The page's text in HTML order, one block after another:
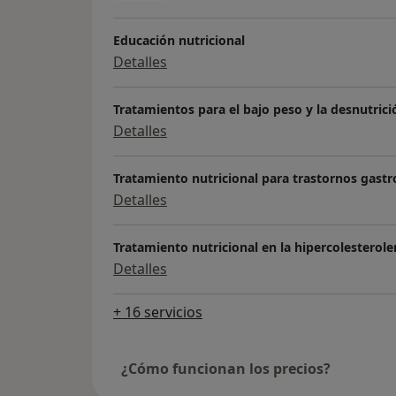
Educación nutricional
Detalles
Tratamientos para el bajo peso y la
Detalles
Tratamiento nutricional para trastornos
Detalles
Tratamiento nutricional en la
Detalles
+ 16 servicios
¿Cómo funcionan los precios?